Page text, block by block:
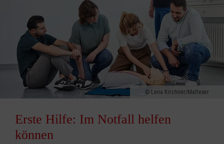
Lena Kirchner/Malteser
Erste Hilfe: Im Notfall helfen
können